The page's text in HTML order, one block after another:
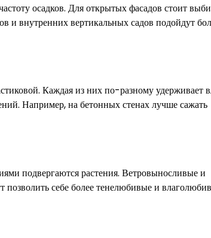
осадков. Для открытых фасадов стоит
и внутренних вертикальных садов подойдут
Каждая из них по-разному удерживает
Например, на бетонных стенах лучше сажать
подвергаются растения. Ветровыносливые и
себе более тенелюбивые и